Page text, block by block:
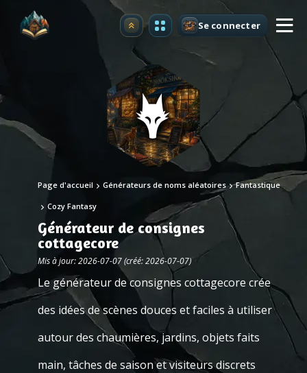
Premium Se connecter
Page d'accueil Générateurs de noms aléatoires Fantastique
Cozy Fantasy
Générateur de consignes
cottagecore
Mis à jour: 2026-07-07 (créé: 2026-07-07)
Le générateur de consignes cottagecore crée
des idées de scènes douces et faciles à utiliser
autour des chaumières, jardins, objets faits
main, tâches de saison et visiteurs discrets